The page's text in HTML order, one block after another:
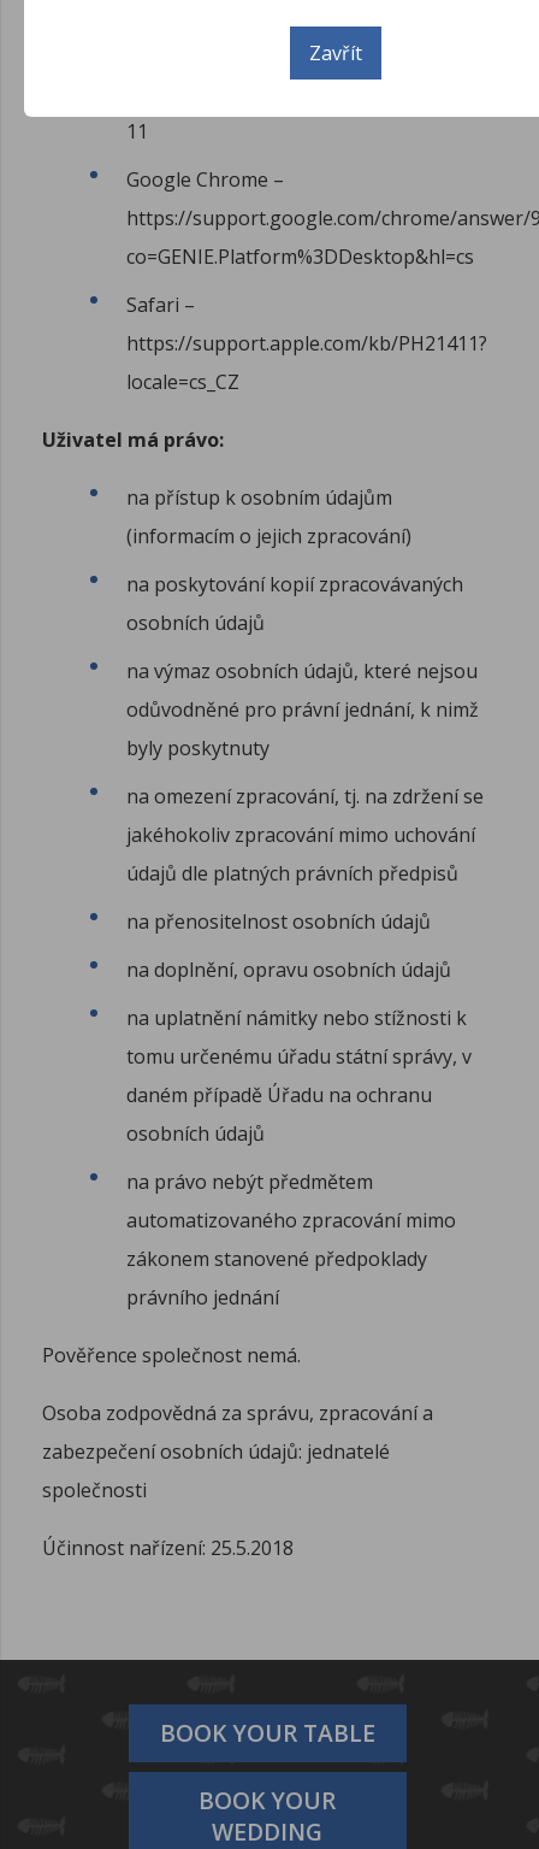
us/help/17442/windows-internet-
11
Google Chrome –
https://support.google.com/chrome/answer/
co=GENIE.Platform%3DDesktop&hl=cs
Safari –
https://support.apple.com/kb/PH21411?
locale=cs_CZ
Uživatel má právo:
na přístup k osobním údajům
(informacím o jejich zpracování)
na poskytování kopií zpracovávaných
osobních údajů
na výmaz osobních údajů, které nejsou
odůvodněné pro právní jednání, k nimž
byly poskytnuty
na omezení zpracování, tj. na zdržení se
jakéhokoliv zpracování mimo uchování
údajů dle platných právních předpisů
na přenositelnost osobních údajů
na doplnění, opravu osobních údajů
na uplatnění námitky nebo stížnosti k
tomu určenému úřadu státní správy, v
daném případě Úřadu na ochranu
osobních údajů
na právo nebýt předmětem
automatizovaného zpracování mimo
zákonem stanovené předpoklady
právního jednání
Pověřence společnost nemá.
Osoba zodpovědná za správu, zpracování a
zabezpečení osobních údajů: jednatelé
společnosti
Účinnost nařízení: 25.5.2018
Zavřít
BOOK YOUR TABLE
BOOK YOUR
WEDDING